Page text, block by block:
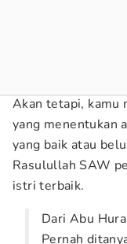
Akan tetapi, kamu
yang menentukan
yang baik atau
Rasulullah SAW
istri terbaik.
Dari Abu
Pernah